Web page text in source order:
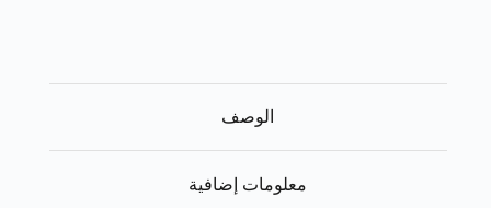
الوصف
معلومات إضافية